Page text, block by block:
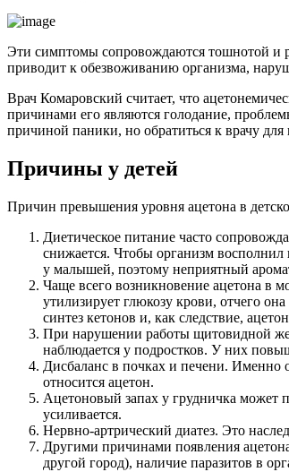
Эти симптомы сопровождаются тошнотой и
приводит к обезвоживанию организма,
Врач Комаровский считает, что
причинами его являются голодание,
причиной паники, но обратиться к врачу
Причины у детей
Причин превышения уровня ацетона в
Диетическое питание часто
снижается. Чтобы организм
у малышей, поэтому неприятный
Чаще всего возникновение ацетона в
утилизирует глюкозу крови, отчего
синтез кетонов и, как следствие,
При нарушении работы щитовидной
наблюдается у подростков. У них
Дисбаланс в почках и печени. Именно
относится ацетон.
Ацетоновый запах у грудничка может
усиливается.
Нервно-артрический диатез. Это
Другими причинами появления
другой город), наличие паразитов в